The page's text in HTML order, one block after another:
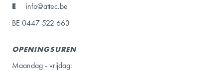
E
info@attec.be
BE 0447 522 663
OPENINGSUREN
Maandag - vrijdag: